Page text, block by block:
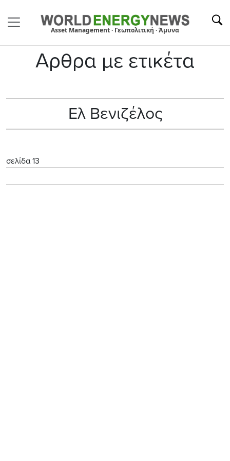
Asset Management · Γεωπολιτική · Άμυνα
Αρθρα με ετικέτα
Ελ Βενιζέλος
σελίδα 13